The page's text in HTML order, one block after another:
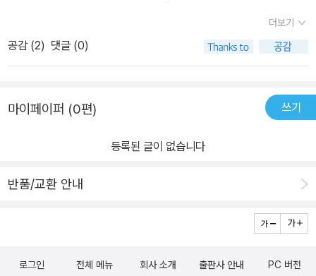
나의 일상.그런 일상덕에우리는 어른이 되어가고 있는 거 아닌 가 싶
다. 10대의 청소년.그들을 더 이해해주고 싶었고.더 안아주고 싶었
다. 좋은 책, 따뜻한 책, 공감 가는 책. 감사합니다.잘 읽었습니다.
더보기
공감 (2) 댓글 (0)
마이페이퍼 (0편) 쓰기
등록된 글이 없습니다
반품/교환 안내
로그인 전체 메뉴 회사 소개 출판사 안내 PC 버전